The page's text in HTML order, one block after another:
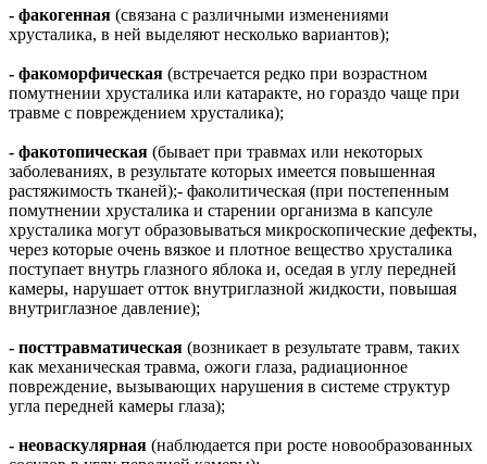
- факогенная (связана с различными изменениями
хрусталика, в ней выделяют несколько вариантов);
- факоморфическая (встречается редко при возрастном
помутнении хрусталика или катаракте, но гораздо чаще при
травме с повреждением хрусталика);
- факотопическая (бывает при травмах или некоторых
заболеваниях, в результате которых имеется повышенная
растяжимость тканей);- факолитическая (при постепенным
помутнении хрусталика и старении организма в капсуле
хрусталика могут образовываться микроскопические дефекты,
через которые очень вязкое и плотное вещество хрусталика
поступает внутрь глазного яблока и, оседая в углу передней
камеры, нарушает отток внутриглазной жидкости, повышая
внутриглазное давление);
- посттравматическая (возникает в результате травм, таких
как механическая травма, ожоги глаза, радиационное
повреждение, вызывающих нарушения в системе структур
угла передней камеры глаза);
- неоваскулярная (наблюдается при росте новообразованных